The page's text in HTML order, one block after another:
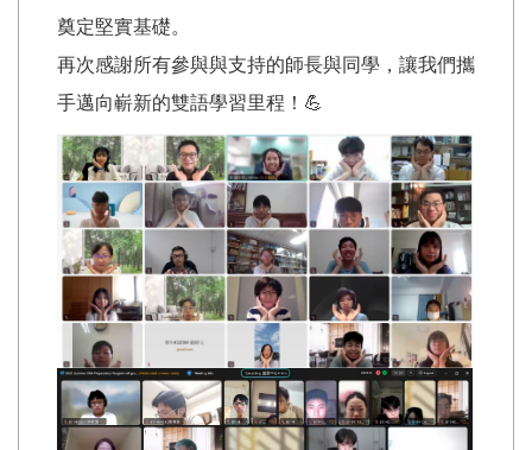
奠定堅實基礎。
再次感謝所有參與與支持的師長與同學，讓我們攜
手邁向嶄新的雙語學習里程！💪